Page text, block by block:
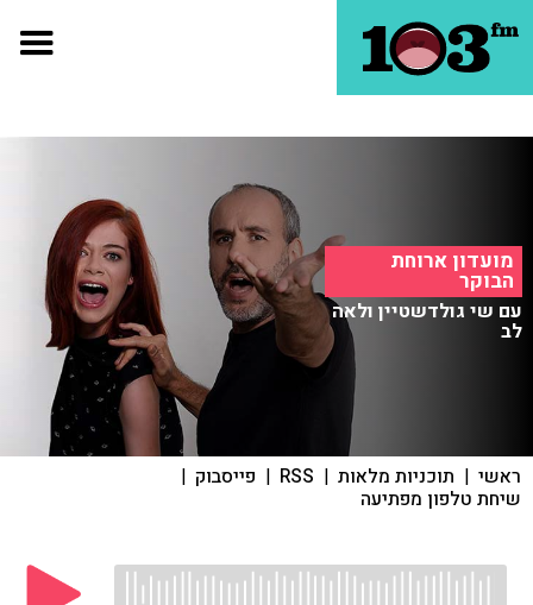
מועדון ארוחת
הבוקר
עם שי גולדשטיין ולאה
לב
ראשי | תוכניות מלאות |
RSS
| פייסבוק |
שיחת טלפון מפתיעה